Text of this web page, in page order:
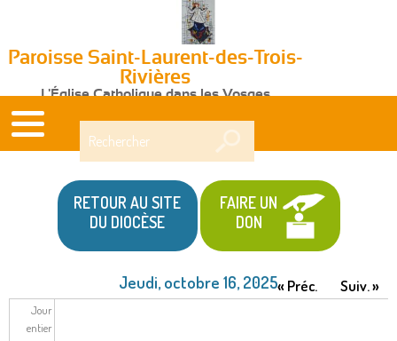
Paroisse Saint-Laurent-des-Trois-
Rivières
L'Église Catholique dans les Vosges
RETOUR AU SITE
DU DIOCÈSE
FAIRE UN
DON
Jeudi, octobre 16, 2025« Préc. Suiv. »
Jour
entier